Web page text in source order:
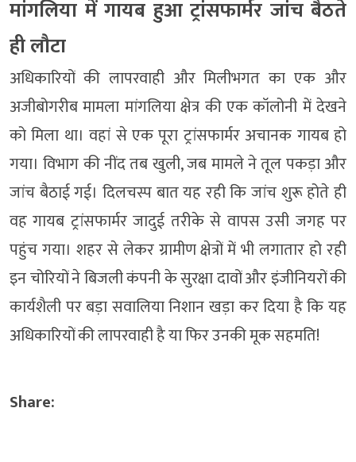
मांगलिया में गायब हुआ ट्रांसफार्मर जांच बैठते
ही लौटा
अधिकारियों की लापरवाही और मिलीभगत का एक और
अजीबोगरीब मामला मांगलिया क्षेत्र की एक कॉलोनी में देखने
को मिला था। वहां से एक पूरा ट्रांसफार्मर अचानक गायब हो
गया। विभाग की नींद तब खुली, जब मामले ने तूल पकड़ा और
जांच बैठाई गई। दिलचस्प बात यह रही कि जांच शुरू होते ही
वह गायब ट्रांसफार्मर जादुई तरीके से वापस उसी जगह पर
पहुंच गया। शहर से लेकर ग्रामीण क्षेत्रों में भी लगातार हो रही
इन चोरियों ने बिजली कंपनी के सुरक्षा दावों और इंजीनियरों की
कार्यशैली पर बड़ा सवालिया निशान खड़ा कर दिया है कि यह
अधिकारियों की लापरवाही है या फिर उनकी मूक सहमति!
Share: